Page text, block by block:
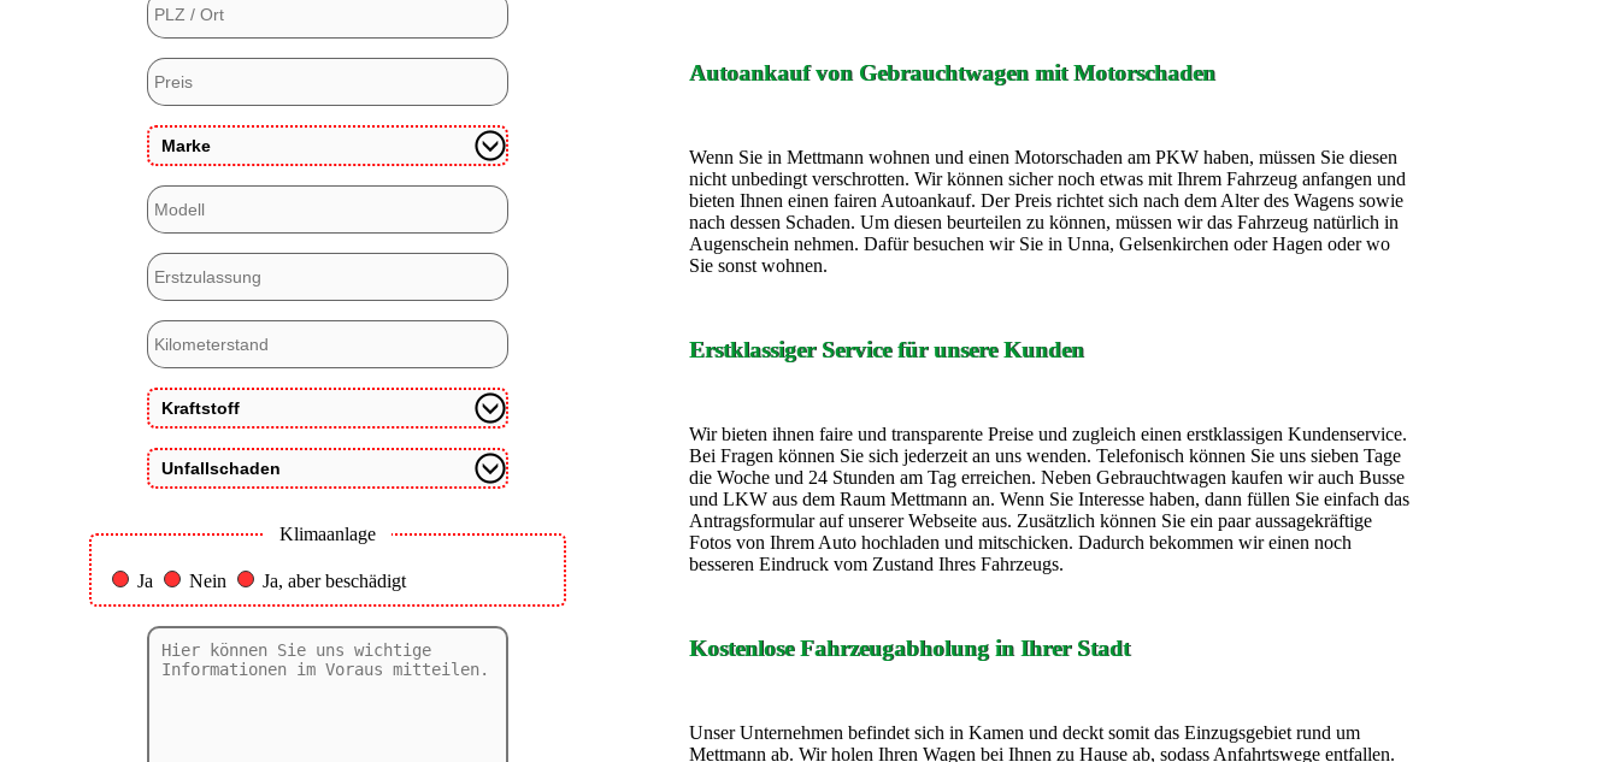
Klimaanlage
Ja Nein Ja, aber beschädigt
Autoankauf von Gebrauchtwagen mit Motorschaden
Wenn Sie in Mettmann wohnen und einen Motorschaden am PKW haben, müssen Sie diesen
nicht unbedingt verschrotten. Wir können sicher noch etwas mit Ihrem Fahrzeug anfangen und
bieten Ihnen einen fairen Autoankauf. Der Preis richtet sich nach dem Alter des Wagens sowie
nach dessen Schaden. Um diesen beurteilen zu können, müssen wir das Fahrzeug natürlich in
Augenschein nehmen. Dafür besuchen wir Sie in Unna, Gelsenkirchen oder Hagen oder wo
Sie sonst wohnen.
Erstklassiger Service für unsere Kunden
Wir bieten ihnen faire und transparente Preise und zugleich einen erstklassigen Kundenservice.
Bei Fragen können Sie sich jederzeit an uns wenden. Telefonisch können Sie uns sieben Tage
die Woche und 24 Stunden am Tag erreichen. Neben Gebrauchtwagen kaufen wir auch Busse
und LKW aus dem Raum Mettmann an. Wenn Sie Interesse haben, dann füllen Sie einfach das
Antragsformular auf unserer Webseite aus. Zusätzlich können Sie ein paar aussagekräftige
Fotos von Ihrem Auto hochladen und mitschicken. Dadurch bekommen wir einen noch
besseren Eindruck vom Zustand Ihres Fahrzeugs.
Kostenlose Fahrzeugabholung in Ihrer Stadt
Unser Unternehmen befindet sich in Kamen und deckt somit das Einzugsgebiet rund um
Mettmann ab. Wir holen Ihren Wagen bei Ihnen zu Hause ab, sodass Anfahrtswege entfallen.